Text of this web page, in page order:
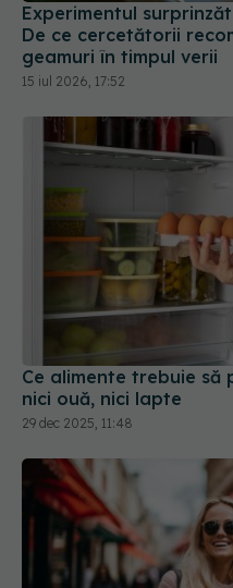
Experimentul
De ce cercetătorii
geamuri în timpul verii
15 iul 2026, 17:52
Ce alimente trebuie să
nici ouă, nici lapte
29 dec 2025, 11:48